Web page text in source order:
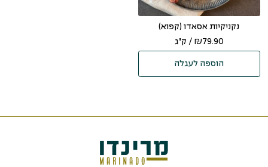
נקניקיות אסאדו (קפוא)
₪79.90 / ק"ג
הוספה לעגלה